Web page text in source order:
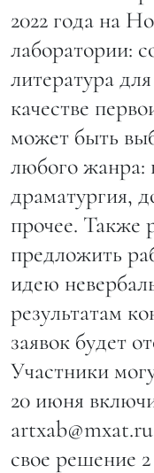
2022 года на
лаборатории:
литература
качестве
может быть
любого жанра:
драматургия,
прочее. Также
предложить
идею
результатам
заявок будет
Участники
20 июня
свое решение